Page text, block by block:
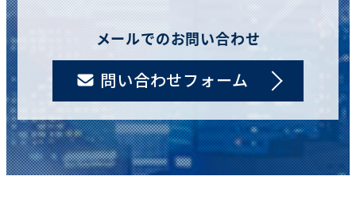
メールでのお問い合わせ
問い合わせフォーム